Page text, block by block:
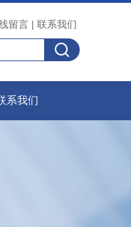
留言 | 联系我们
系我们